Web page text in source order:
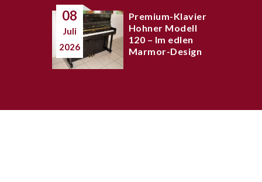
08
Juli
2026
Premium-Klavier
Hohner Modell
120 – Im edlen
Marmor-Design